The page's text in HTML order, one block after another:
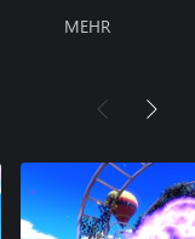
MEHR